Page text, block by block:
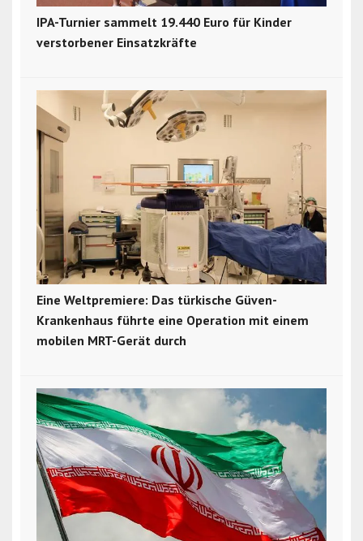
IPA-Turnier sammelt 19.440 Euro für Kinder
verstorbener Einsatzkräfte
Eine Weltpremiere: Das türkische Güven-
Krankenhaus führte eine Operation mit einem
mobilen MRT-Gerät durch